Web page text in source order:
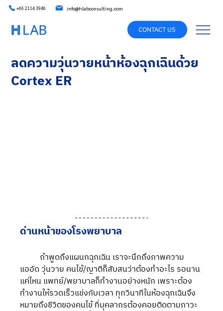
+66 2114 3946 info@hlabconsulting.com
CONTACT US
ลดความวุ่นวายหน้าห้องฉุกเฉินด้วย
Cortex ER
ด่านหน้าของโรงพยาบาล
แออัด วุ่นวาย คนไข้/ญาติก็สับสนว่าต้องทำอะไร รอนาน
แค่ไหน แพทย์/พยาบาลก็ทำงานอย่างหนัก เพราะต้อง
ทำงานให้รวดเร็วแข่งกับเวลา ทุกวินาทีในห้องฉุกเฉินจึง
หมายถึงชีวิตของคนไข้ ที่บุคลากรต้องคอยติดตามภาวะ